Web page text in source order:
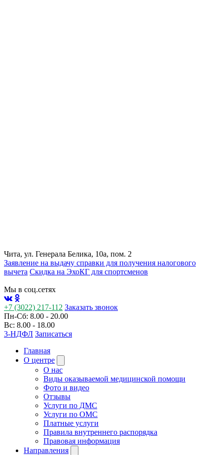
Чита, ул. Генерала Белика, 10а, пом. 2
Заявление на выдачу справки для получения налогового
вычета Cкидка на ЭхоКГ для спортсменов
Мы в соц.сетях
+7 (3022) 217-112 Заказать звонок
Пн-Сб: 8.00 - 20.00
Вс: 8.00 - 18.00
3-НДФЛ Записаться
Главная
О центре
О нас
Виды оказываемой медицинской помощи
Фото и видео
Отзывы
Услуги по ДМС
Услуги по ОМС
Платные услуги
Правила внутреннего распорядка
Правовая информация
Направления